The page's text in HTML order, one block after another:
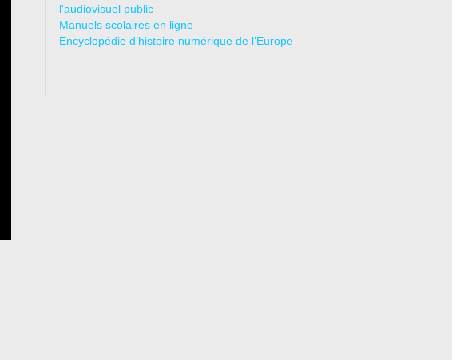
l'audiovisuel public
Manuels scolaires en ligne
Encyclopédie d’histoire numérique de l’Europe